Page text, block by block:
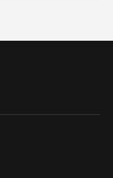
了16%。該公